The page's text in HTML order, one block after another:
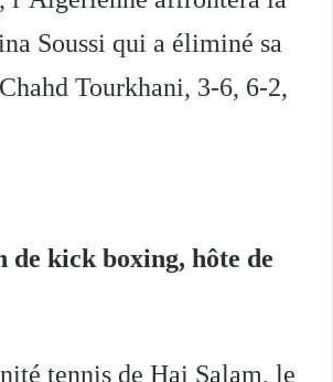
Soussi qui a éliminé sa
Tourkhani, 3-6, 6-2,
de kick boxing, hôte de
tennis de Hai Salam, le